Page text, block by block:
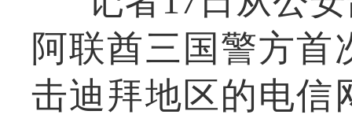
阿联酋三国警方首
击迪拜地区的电信